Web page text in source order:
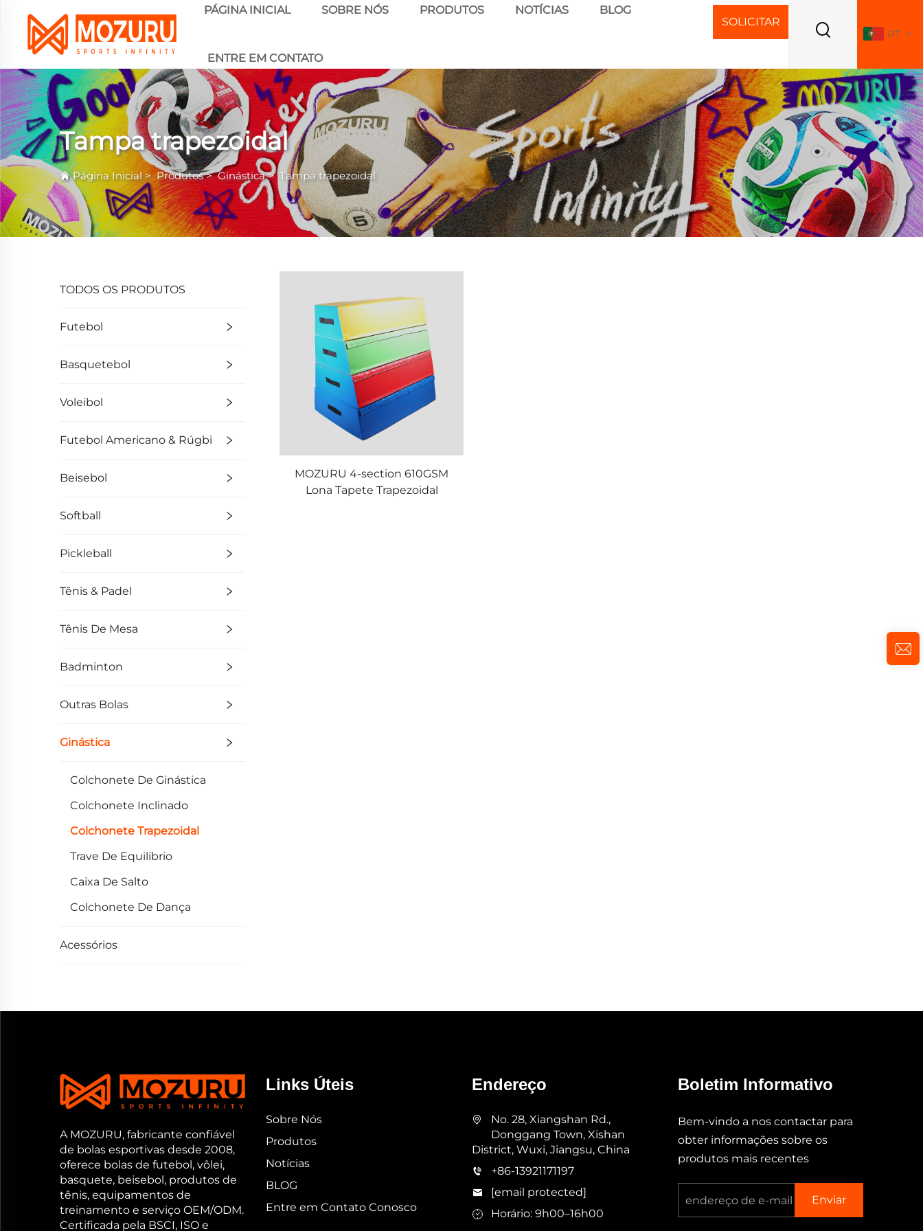
PÁGINA INICIAL SOBRE NÓS PRODUTOS NOTÍCIAS BLOG
ENTRE EM CONTATO
SOLICITAR
PT
Tampa trapezoidal
Página Inicial >Produtos>Ginástica>Tampa trapezoidal
TODOS OS PRODUTOS
Futebol
Basquetebol
Voleibol
Futebol Americano & Rúgbi
Beisebol
Softball
Pickleball
Tênis & Padel
Tênis De Mesa
Badminton
Outras Bolas
Ginástica
Colchonete De Ginástica
Colchonete Inclinado
Colchonete Trapezoidal
Trave De Equilíbrio
Caixa De Salto
Colchonete De Dança
Acessórios
MOZURU 4-section 610GSM
Lona Tapete Trapezoidal
A MOZURU, fabricante confiável
de bolas esportivas desde 2008,
oferece bolas de futebol, vôlei,
basquete, beisebol, produtos de
tênis, equipamentos de
treinamento e serviço OEM/ODM.
Certificada pela BSCI, ISO e
Links Úteis
Sobre Nós
Produtos
Notícias
BLOG
Entre em Contato Conosco
Endereço
No. 28, Xiangshan Rd.,
Donggang Town, Xishan
District, Wuxi, Jiangsu, China
+86-13921171197
[email protected]
Horário: 9h00–16h00
Boletim Informativo
Bem-vindo a nos contactar para
obter informações sobre os
produtos mais recentes
Enviar